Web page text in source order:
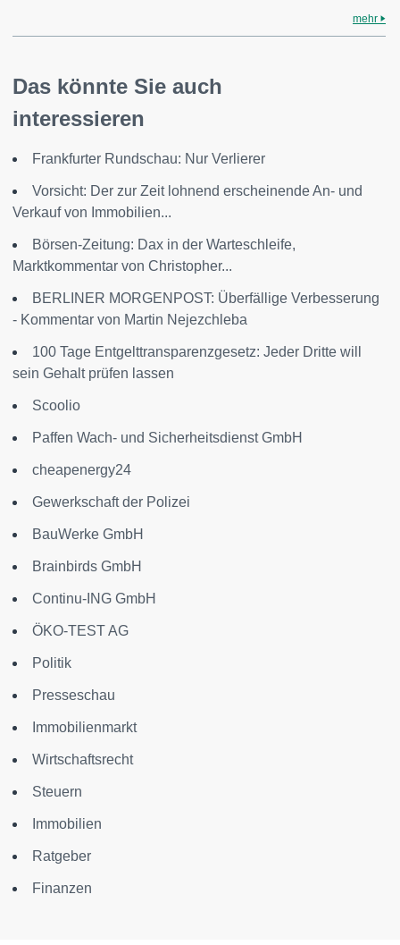
mehr
Das könnte Sie auch
interessieren
Frankfurter Rundschau: Nur Verlierer
Vorsicht: Der zur Zeit lohnend erscheinende An- und
Verkauf von Immobilien...
Börsen-Zeitung: Dax in der Warteschleife,
Marktkommentar von Christopher...
BERLINER MORGENPOST: Überfällige Verbesserung
- Kommentar von Martin Nejezchleba
100 Tage Entgelttransparenzgesetz: Jeder Dritte will
sein Gehalt prüfen lassen
Scoolio
Paffen Wach- und Sicherheitsdienst GmbH
cheapenergy24
Gewerkschaft der Polizei
BauWerke GmbH
Brainbirds GmbH
Continu-ING GmbH
ÖKO-TEST AG
Politik
Presseschau
Immobilienmarkt
Wirtschaftsrecht
Steuern
Immobilien
Ratgeber
Finanzen